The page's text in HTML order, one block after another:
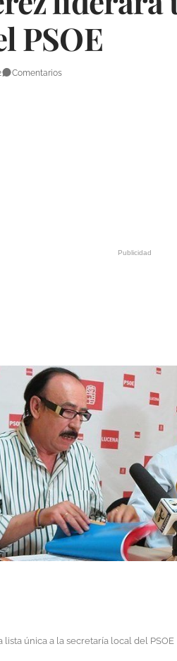
PSOE
Comentarios
lista única a la secretaría local del PSOE